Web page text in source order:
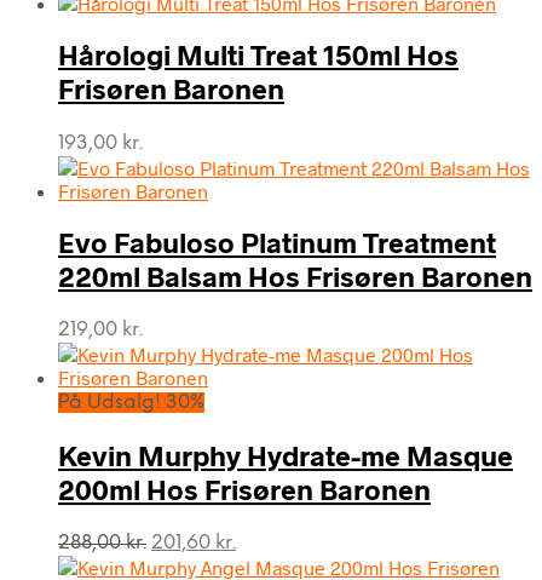
Hårologi Multi Treat 150ml Hos
Frisøren Baronen
193,00 kr.
Evo Fabuloso Platinum Treatment
220ml Balsam Hos Frisøren Baronen
219,00 kr.
På Udsalg! 30%
Kevin Murphy Hydrate-me Masque
200ml Hos Frisøren Baronen
288,00kr. Den
oprindelige
201,60 kr.
aktuelle